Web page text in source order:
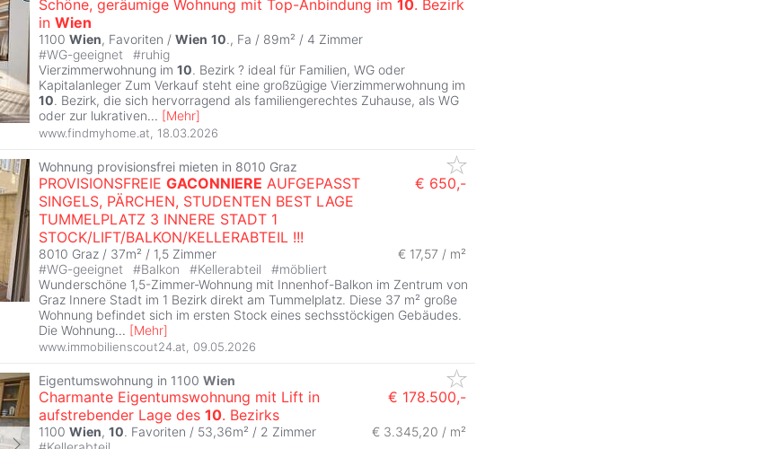
Schöne, geräumige Wohnung mit Top-Anbindung im 10. Bezirk
in Wien
1100 Wien, Favoriten / Wien 10., Fa / 89m² / 4 Zimmer
#WG-geeignet #ruhig
Vierzimmerwohnung im 10. Bezirk ? ideal für Familien, WG oder
Kapitalanleger Zum Verkauf steht eine großzügige Vierzimmerwohnung im
10. Bezirk, die sich hervorragend als familiengerechtes Zuhause, als WG
oder zur lukrativen... [Mehr]
www.findmyhome.at 18.03.2026
Wohnung provisionsfrei mieten in 8010 Graz
PROVISIONSFREIE GACONNIERE AUFGEPASST
SINGELS, PÄRCHEN, STUDENTEN BEST LAGE
TUMMELPLATZ 3 INNERE STADT 1
STOCK/LIFT/BALKON/KELLERABTEIL !!!
€ 650,-
8010 Graz / 37m² / 1,5 Zimmer
€ 17,57 / m²
#WG-geeignet #Balkon #Kellerabteil #möbliert
Wunderschöne 1,5-Zimmer-Wohnung mit Innenhof-Balkon im Zentrum von
Graz Innere Stadt im 1 Bezirk direkt am Tummelplatz. Diese 37 m² große
Wohnung befindet sich im ersten Stock eines sechsstöckigen Gebäudes.
Die Wohnung... [Mehr]
www.immobilienscout24.at 09.05.2026
Eigentumswohnung in 1100 Wien
Charmante Eigentumswohnung mit Lift in
aufstrebender Lage des 10. Bezirks
€ 178.500,-
1100 Wien, 10. Favoriten / 53,36m² / 2 Zimmer € 3.345,20 / m²